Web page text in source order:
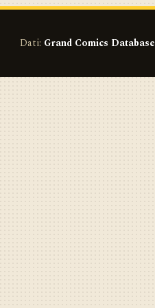
Dati: Grand Comics Database